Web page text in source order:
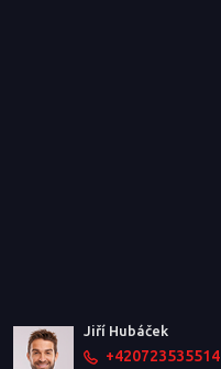
Jiří Hubáček
+420723535514